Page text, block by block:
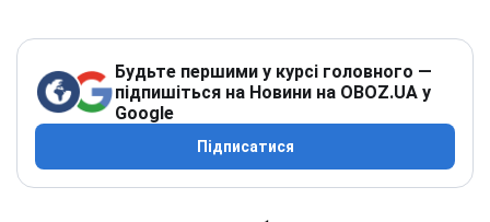
Будьте першими у курсі головного —
підпишіться на Новини на OBOZ.UA у
Google
Підписатися